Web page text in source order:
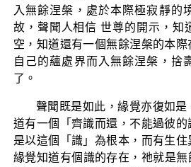
入無餘涅槃，處於本際極寂靜的
故，聲聞人相信 世尊的開示，知
空，知道還有一個無餘涅槃的本
自己的蘊處界而入無餘涅槃，捨
了。
聲聞既是如此，緣覺亦復如
道有一個「齊識而還，不能過彼
是以這個「識」為根本，而有生
緣覺知道有個識的存在，祂就是